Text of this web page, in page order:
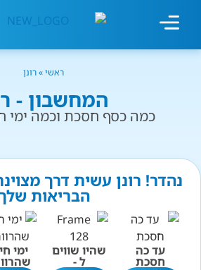
ראשי»רונן
המחשבון -
כמה כסף חסכת וכמה ימי
נהדר! רונן עשית דרך
הבריאות
עד כה
חסכת
שהיו שווים
ל -
ימי